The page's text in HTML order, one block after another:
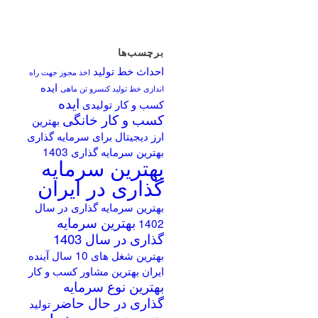
برچسب‌ها
احداث خط تولید اخذ مجوز جهت راه
اندازی خط تولید کنسرو تن ماهی ایده
کسب و کار تولیدی ایده
کسب و کار خانگی بهترین
ارز دیجیتال برای سرمایه گذاری
بهترین سرمایه گذاری 1403
بهترین سرمایه
گذاری در ایران
بهترین سرمایه گذاری در سال
1402 بهترین سرمایه
گذاری در سال 1403
بهترین شغل های 10 سال آینده
ایران بهترین مشاور کسب و کار
بهترین نوع سرمایه
گذاری در حال حاضر تولید